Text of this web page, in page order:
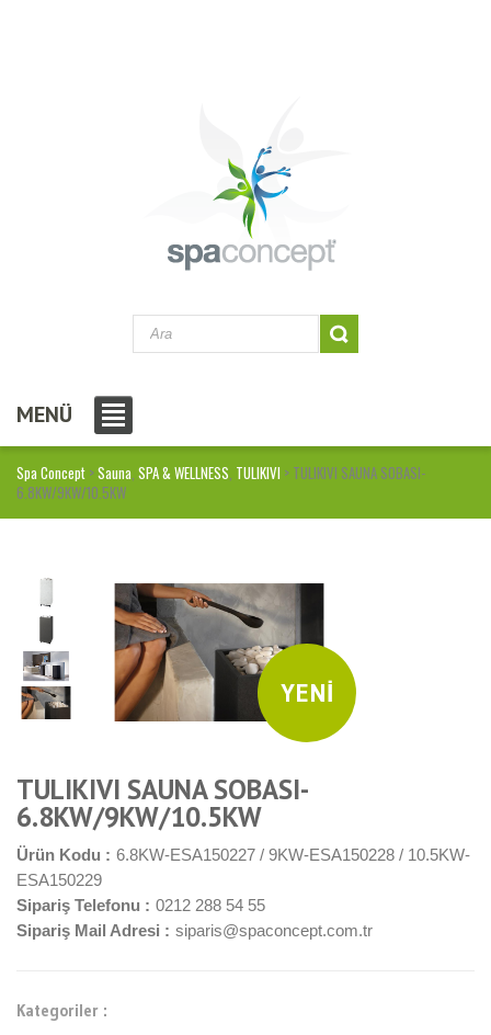
MENÜ
Spa Concept >Sauna, SPA & WELLNESS, TULIKIVI > TULIKIVI SAUNA SOBASI-
6.8KW/9KW/10.5KW
YENİ
TULIKIVI SAUNA SOBASI-
6.8KW/9KW/10.5KW
Ürün Kodu : 6.8KW-ESA150227 / 9KW-ESA150228 / 10.5KW-
ESA150229
Sipariş Telefonu : 0212 288 54 55
Sipariş Mail Adresi : siparis@spaconcept.com.tr
Kategoriler :